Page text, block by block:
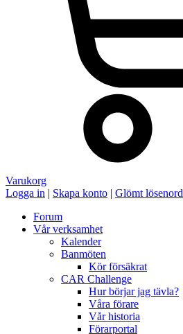
Varukorg
Logga in | Skapa konto | Glömt lösenord
Forum
Vår verksamhet
Kalender
Banmöten
Kör försäkrat
CAR Challenge
Hur börjar jag tävla?
Våra förare
Vår historia
Förarportal